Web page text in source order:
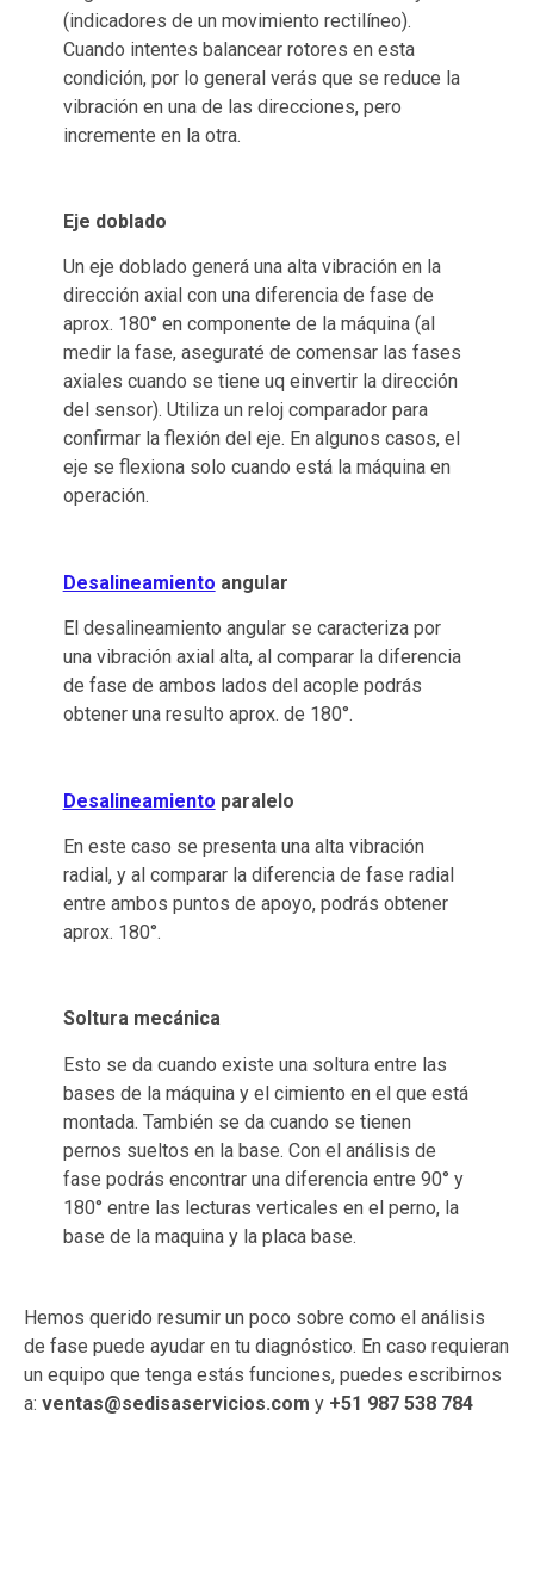
(indicadores de un movimiento rectilíneo).
Cuando intentes balancear rotores en esta
condición, por lo general verás que se reduce la
vibración en una de las direcciones, pero
incremente en la otra.
Eje doblado
Un eje doblado generá una alta vibración en la
dirección axial con una diferencia de fase de
aprox. 180° en componente de la máquina (al
medir la fase, aseguraté de comensar las fases
axiales cuando se tiene uq einvertir la dirección
del sensor). Utiliza un reloj comparador para
confirmar la flexión del eje. En algunos casos, el
eje se flexiona solo cuando está la máquina en
operación.
Desalineamiento angular
El desalineamiento angular se caracteriza por
una vibración axial alta, al comparar la diferencia
de fase de ambos lados del acople podrás
obtener una resulto aprox. de 180°.
Desalineamiento paralelo
En este caso se presenta una alta vibración
radial, y al comparar la diferencia de fase radial
entre ambos puntos de apoyo, podrás obtener
aprox. 180°.
Soltura mecánica
Esto se da cuando existe una soltura entre las
bases de la máquina y el cimiento en el que está
montada. También se da cuando se tienen
pernos sueltos en la base. Con el análisis de
fase podrás encontrar una diferencia entre 90° y
180° entre las lecturas verticales en el perno, la
base de la maquina y la placa base.
Hemos querido resumir un poco sobre como el análisis
de fase puede ayudar en tu diagnóstico. En caso requieran
un equipo que tenga estás funciones, puedes escribirnos
a: ventas@sedisaservicios.com y +51 987 538 784